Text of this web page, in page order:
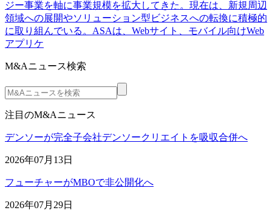
ジー事業を軸に事業規模を拡大してきた。現在は、新規周辺
領域への展開やソリューション型ビジネスへの転換に積極的
に取り組んでいる。ASAは、Webサイト、モバイル向けWeb
アプリケ
M&Aニュース検索
注目のM&Aニュース
デンソーが完全子会社デンソークリエイトを吸収合併へ
2026年07月13日
フューチャーがMBOで非公開化へ
2026年07月29日